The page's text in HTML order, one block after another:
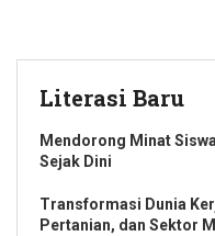
Literasi Baru
Mendorong Minat
Sejak Dini
Transformasi Dunia
Pertanian, dan Sektor